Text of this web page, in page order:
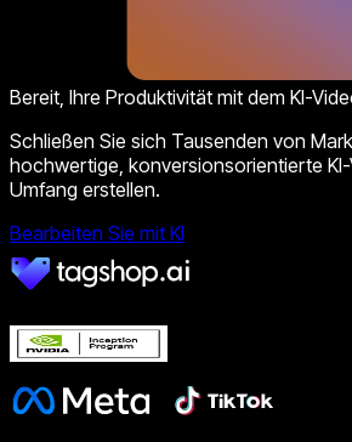
Bereit, Ihre Produktivität mit dem KI-
Schließen Sie sich Tausenden von
hochwertige, konversionsorientierte
Umfang erstellen.
Bearbeiten Sie mit KI